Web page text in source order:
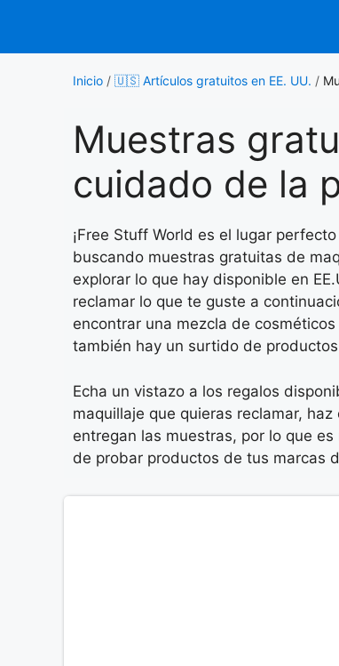
contenido
Inicio / 🇺🇸 Artículos gratuitos en EE. UU. /
Muestras
cuidado de la
¡Free Stuff World es el lugar
buscando muestras gratuitas de
explorar lo que hay disponible en
reclamar lo que te guste a
encontrar una mezcla de
también hay un surtido de
Echa un vistazo a los regalos
maquillaje que quieras reclamar,
entregan las muestras, por lo que
de probar productos de tus marcas